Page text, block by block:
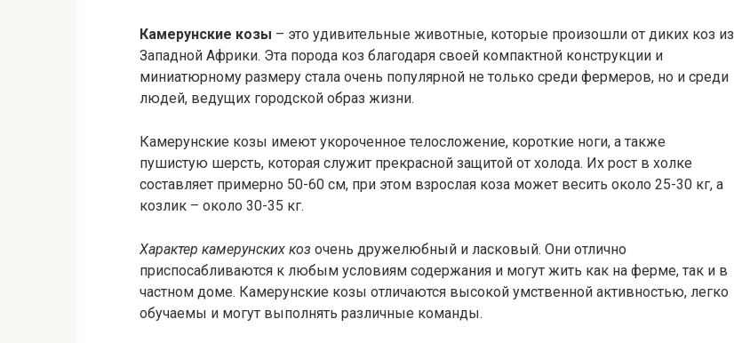
Камерунские козы – это удивительные животные, которые произошли от диких коз из
Западной Африки. Эта порода коз благодаря своей компактной конструкции и
миниатюрному размеру стала очень популярной не только среди фермеров, но и среди
людей, ведущих городской образ жизни.
Камерунские козы имеют укороченное телосложение, короткие ноги, а также
пушистую шерсть, которая служит прекрасной защитой от холода. Их рост в холке
составляет примерно 50-60 см, при этом взрослая коза может весить около 25-30 кг, а
козлик – около 30-35 кг.
Характер камерунских коз очень дружелюбный и ласковый. Они отлично
приспосабливаются к любым условиям содержания и могут жить как на ферме, так и в
частном доме. Камерунские козы отличаются высокой умственной активностью, легко
обучаемы и могут выполнять различные команды.